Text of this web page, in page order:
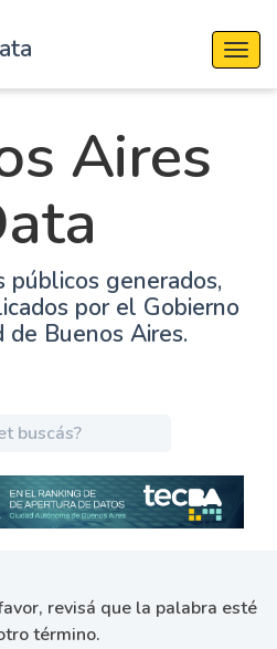
Aires
públicos generados,
por el Gobierno
de Buenos Aires.
revisá que la palabra esté
término.